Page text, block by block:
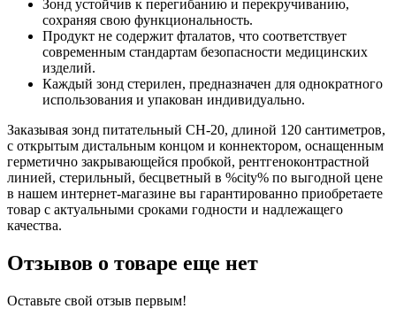
Зонд устойчив к перегибанию и перекручиванию,
сохраняя свою функциональность.
Продукт не содержит фталатов, что соответствует
современным стандартам безопасности медицинских
изделий.
Каждый зонд стерилен, предназначен для однократного
использования и упакован индивидуально.
Заказывая зонд питательный CH-20, длиной 120 сантиметров,
с открытым дистальным концом и коннектором, оснащенным
герметично закрывающейся пробкой, рентгеноконтрастной
линией, стерильный, бесцветный в %city% по выгодной цене
в нашем интернет-магазине вы гарантированно приобретаете
товар с актуальными сроками годности и надлежащего
качества.
Отзывов о товаре еще нет
Оставьте свой отзыв первым!